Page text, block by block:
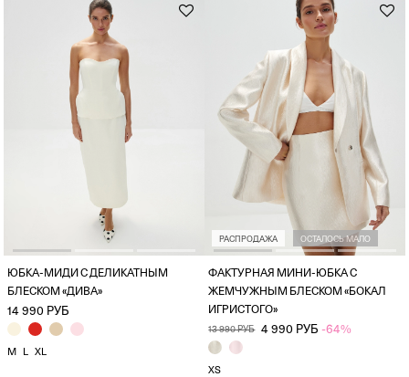
ЮБКА-МИДИ С ДЕЛИКАТНЫМ
БЛЕСКОМ «ДИВА»
14 990 РУБ
M L XL
РАСПРОДАЖА ОСТАЛОСЬ МАЛО
ФАКТУРНАЯ МИНИ-ЮБКА С
ЖЕМЧУЖНЫМ БЛЕСКОМ «БОКАЛ
ИГРИСТОГО»
13 990 РУБ 4 990 РУБ -64%
XS